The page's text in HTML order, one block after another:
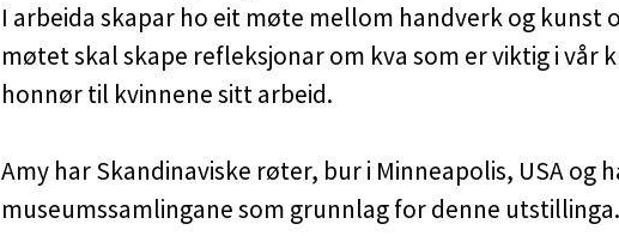
I arbeida skapar ho eit møte mellom handverk og kunst
møtet skal skape refleksjonar om kva som er viktig i vår
honnør til kvinnene sitt arbeid.
Amy har Skandinaviske røter, bur i Minneapolis, USA og
museumssamlingane som grunnlag for denne utstillinga.